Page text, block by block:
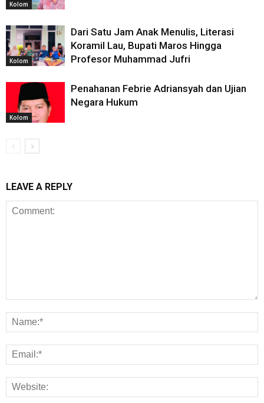
Kolom
Kolom
Dari Satu Jam Anak Menulis, Literasi
Koramil Lau, Bupati Maros Hingga
Profesor Muhammad Jufri
Kolom
Penahanan Febrie Adriansyah dan Ujian
Negara Hukum
LEAVE A REPLY